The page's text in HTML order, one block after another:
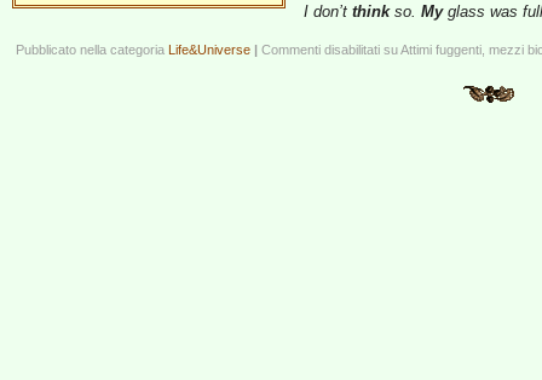
I don’t thinkso. Myglass was
Pubblicato nella categoria Life&Universe | Commenti disabilitati su Attimi fuggenti, mezzi